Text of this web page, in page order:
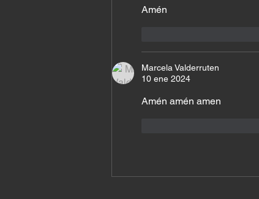
Amén
Marcela Valderruten
10 ene 2024
Amén amén amen